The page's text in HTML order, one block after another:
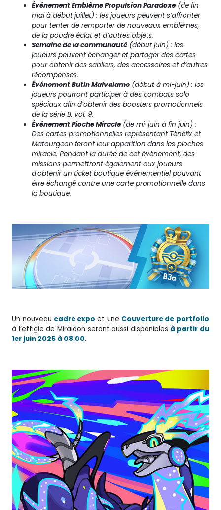
Événement Emblème Propulsion Paradoxe (de fin
mai à début juillet) : les joueurs peuvent s’affronter
pour tenter de remporter de nouveaux emblèmes,
de la poudre éclat et d’autres objets.
Semaine de la communauté (début juin) : les
joueurs peuvent échanger et partager des cartes
pour obtenir des sabliers, des accessoires et d’autres
récompenses.
Événement Butin Malvalame (début à mi-juin) : les
joueurs pourront participer à des combats solo
spéciaux afin d’obtenir des boosters promotionnels
de la série B, vol. 9.
Événement Pioche Miracle (de mi-juin à fin juin) :
Des cartes promotionnelles représentant Ténéfix et
Matourgeon feront leur apparition dans les pioches
miracle. Pendant la durée de cet événement, des
missions permettront également aux joueurs
d’obtenir un ticket boutique événementiel pouvant
être échangé contre une carte promotionnelle dans
la boutique.
Un nouveau cadre expo et une Couverture de portfolio
à l’effigie de Miraidon seront aussi disponibles à partir du
1er juin 2026 à 08:00.